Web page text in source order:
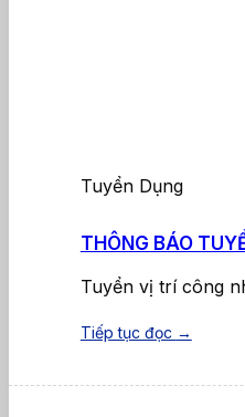
Tuyển Dụng
THÔNG BÁO
Tuyển vị trí công
Tiếp tục đọc →